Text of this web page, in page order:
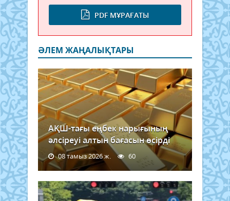
PDF МҰРАҒАТЫ
ӘЛЕМ ЖАҢАЛЫҚТАРЫ
АҚШ-тағы еңбек нарығының
әлсіреуі алтын бағасын өсірді
08 тамыз 2026 ж. 60